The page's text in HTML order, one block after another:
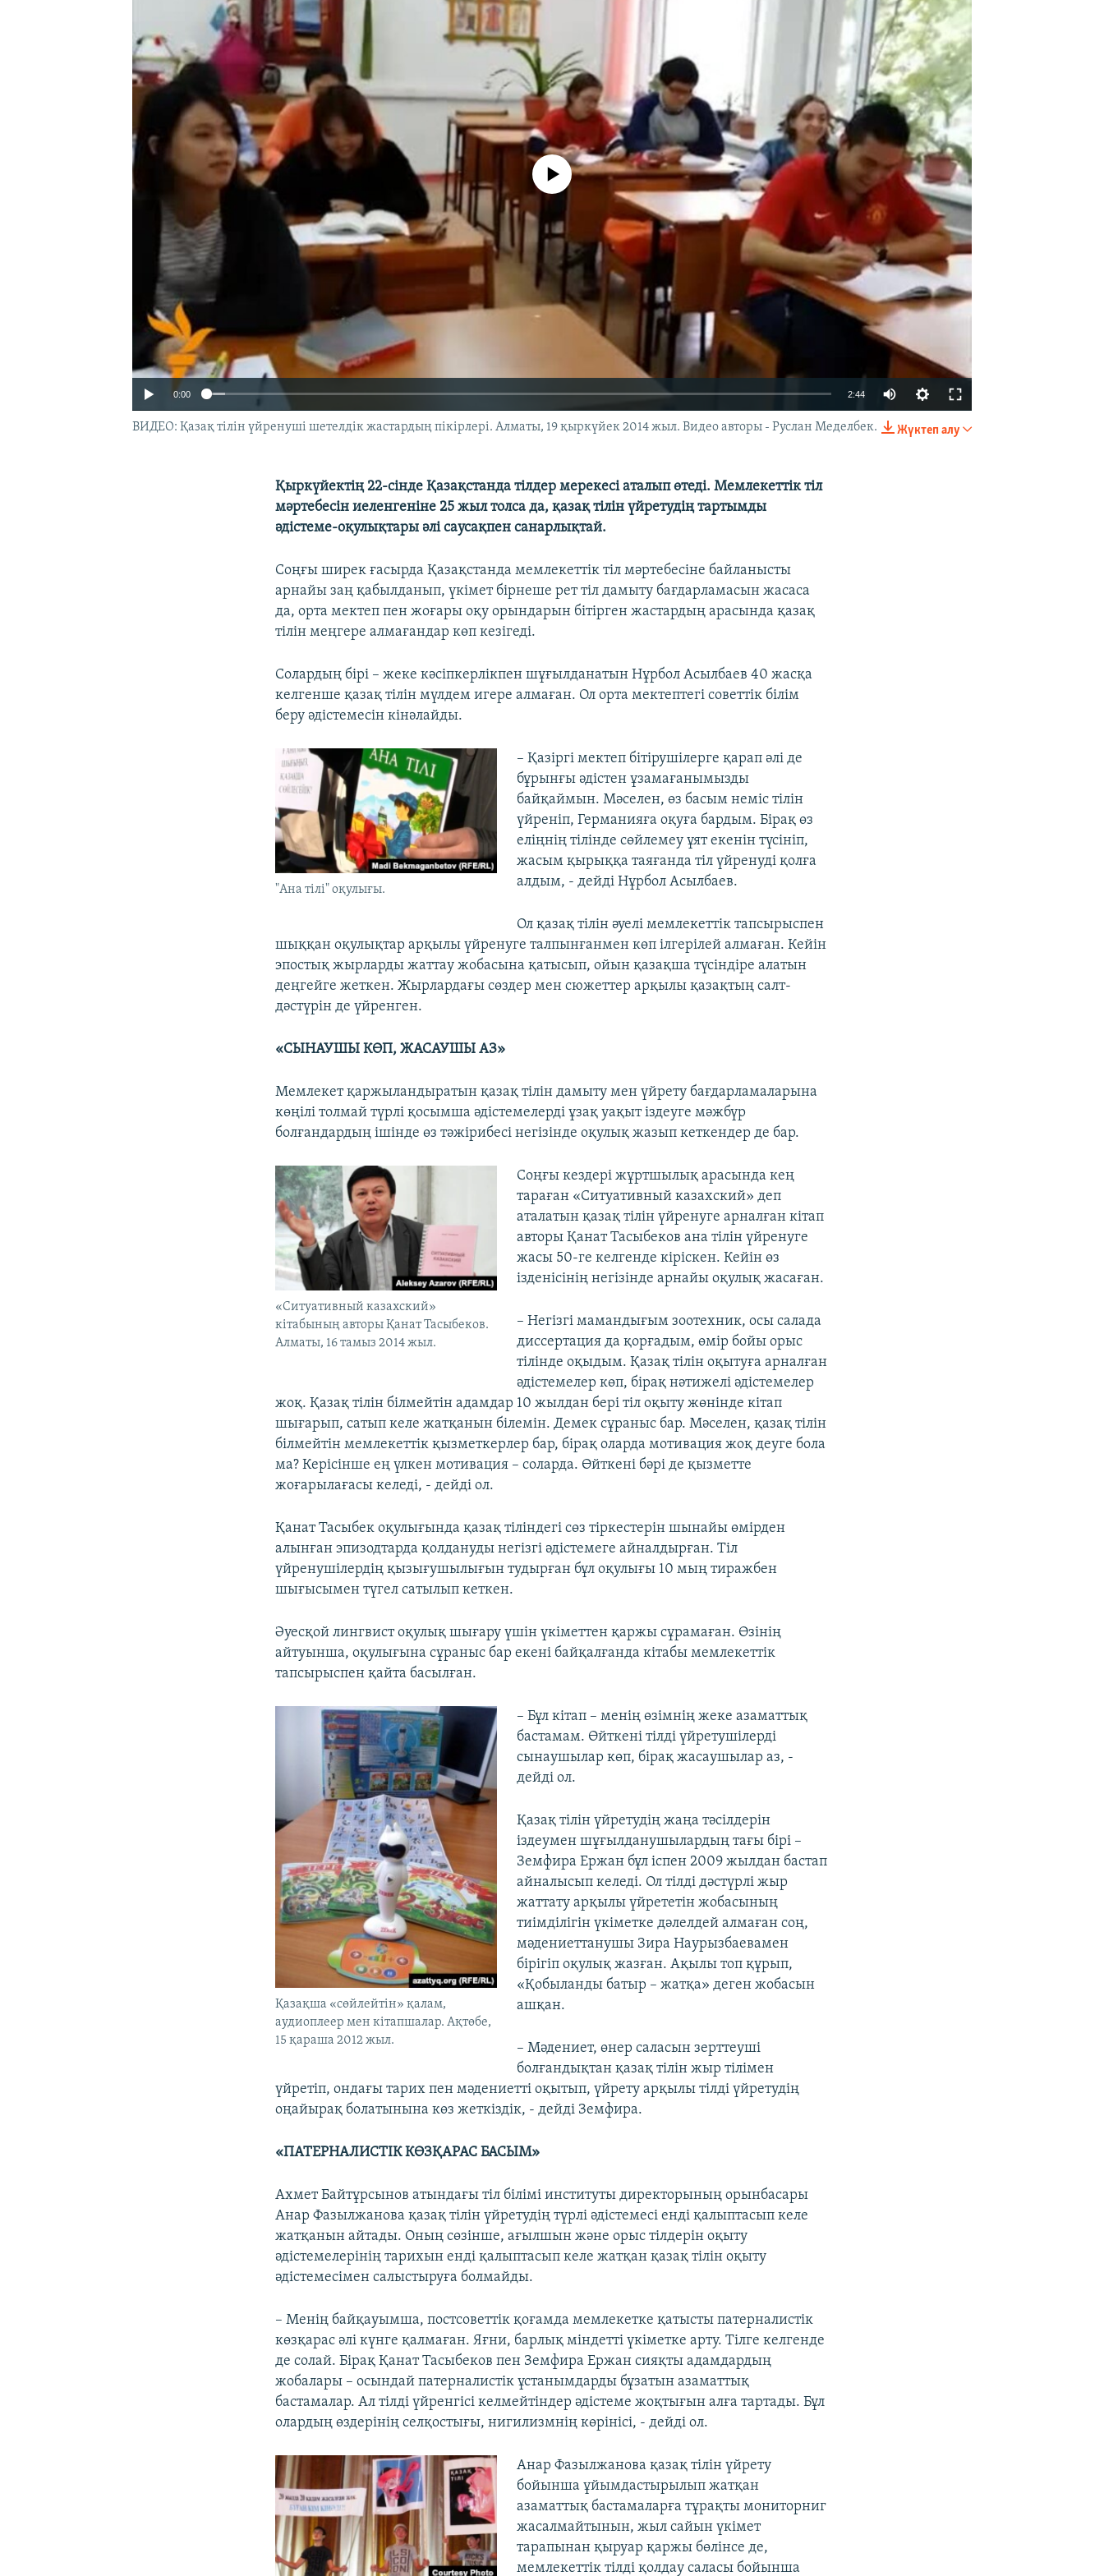
БӨЛІСІҢІЗ
No media source currently available
0:00 2:44
Жүктеп алу
ВИДЕО: Қазақ тілін үйренуші шетелдік жастардың пікірлері. Алматы, 19 қыркүйек 2014 жыл. Видео авторы - Руслан Меделбек.
Қыркүйектің 22-сінде Қазақстанда тілдер мерекесі аталып өтеді. Мемлекеттік тіл
мәртебесін иеленгеніне 25 жыл толса да, қазақ тілін үйретудің тартымды
әдістеме-оқулықтары әлі саусақпен санарлықтай.
Соңғы ширек ғасырда Қазақстанда мемлекеттік тіл мәртебесіне байланысты
арнайы заң қабылданып, үкімет бірнеше рет тіл дамыту бағдарламасын жасаса
да, орта мектеп пен жоғары оқу орындарын бітірген жастардың арасында қазақ
тілін меңгере алмағандар көп кезігеді.
Солардың бірі – жеке кәсіпкерлікпен шұғылданатын Нұрбол Асылбаев 40 жасқа
келгенше қазақ тілін мүлдем игере алмаған. Ол орта мектептегі советтік білім
беру әдістемесін кінәлайды.
"Ана тілі" оқулығы.
– Қазіргі мектеп бітірушілерге қарап әлі де
бұрынғы әдістен ұзамағанымызды
байқаймын. Мәселен, өз басым неміс тілін
үйреніп, Германияға оқуға бардым. Бірақ өз
еліңнің тілінде сөйлемеу ұят екенін түсініп,
жасым қырыққа таяғанда тіл үйренуді қолға
алдым, - дейді Нұрбол Асылбаев.
Ол қазақ тілін әуелі мемлекеттік тапсырыспен
шыққан оқулықтар арқылы үйренуге талпынғанмен көп ілгерілей алмаған. Кейін
эпостық жырларды жаттау жобасына қатысып, ойын қазақша түсіндіре алатын
деңгейге жеткен. Жырлардағы сөздер мен сюжеттер арқылы қазақтың салт-
дәстүрін де үйренген.
«СЫНАУШЫ КӨП, ЖАСАУШЫ АЗ»
Мемлекет қаржыландыратын қазақ тілін дамыту мен үйрету бағдарламаларына
көңілі толмай түрлі қосымша әдістемелерді ұзақ уақыт іздеуге мәжбүр
болғандардың ішінде өз тәжірибесі негізінде оқулық жазып кеткендер де бар.
«Ситуативный казахский»
кітабының авторы Қанат Тасыбеков.
Алматы, 16 тамыз 2014 жыл.
Соңғы кездері жұртшылық арасында кең
тараған «Ситуативный казахский» деп
аталатын қазақ тілін үйренуге арналған кітап
авторы Қанат Тасыбеков ана тілін үйренуге
жасы 50-ге келгенде кіріскен. Кейін өз
ізденісінің негізінде арнайы оқулық жасаған.
– Негізгі мамандығым зоотехник, осы салада
диссертация да қорғадым, өмір бойы орыс
тілінде оқыдым. Қазақ тілін оқытуға арналған
әдістемелер көп, бірақ нәтижелі әдістемелер
жоқ. Қазақ тілін білмейтін адамдар 10 жылдан бері тіл оқыту жөнінде кітап
шығарып, сатып келе жатқанын білемін. Демек сұраныс бар. Мәселен, қазақ тілін
білмейтін мемлекеттік қызметкерлер бар, бірақ оларда мотивация жоқ деуге бола
ма? Керісінше ең үлкен мотивация – соларда. Өйткені бәрі де қызметте
жоғарылағасы келеді, - дейді ол.
Қанат Тасыбек оқулығында қазақ тіліндегі сөз тіркестерін шынайы өмірден
алынған эпизодтарда қолдануды негізгі әдістемеге айналдырған. Тіл
үйренушілердің қызығушылығын тудырған бұл оқулығы 10 мың тиражбен
шығысымен түгел сатылып кеткен.
Әуесқой лингвист оқулық шығару үшін үкіметтен қаржы сұрамаған. Өзінің
айтуынша, оқулығына сұраныс бар екені байқалғанда кітабы мемлекеттік
тапсырыспен қайта басылған.
Қазақша «сөйлейтін» қалам,
аудиоплеер мен кітапшалар. Ақтөбе,
15 қараша 2012 жыл.
– Бұл кітап – менің өзімнің жеке азаматтық
бастамам. Өйткені тілді үйретушілерді
сынаушылар көп, бірақ жасаушылар аз, -
дейді ол.
Қазақ тілін үйретудің жаңа тәсілдерін
іздеумен шұғылданушылардың тағы бірі –
Земфира Ержан бұл іспен 2009 жылдан бастап
айналысып келеді. Ол тілді дәстүрлі жыр
жаттату арқылы үйрететін жобасының
тиімділігін үкіметке дәлелдей алмаған соң,
мәдениеттанушы Зира Наурызбаевамен
бірігіп оқулық жазған. Ақылы топ құрып,
«Қобыланды батыр – жатқа» деген жобасын
ашқан.
– Мәдениет, өнер саласын зерттеуші
болғандықтан қазақ тілін жыр тілімен
үйретіп, ондағы тарих пен мәдениетті оқытып, үйрету арқылы тілді үйретудің
оңайырақ болатынына көз жеткіздік, - дейді Земфира.
«ПАТЕРНАЛИСТІК КӨЗҚАРАС БАСЫМ»
Ахмет Байтұрсынов атындағы тіл білімі институты директорының орынбасары
Анар Фазылжанова қазақ тілін үйретудің түрлі әдістемесі енді қалыптасып келе
жатқанын айтады. Оның сөзінше, ағылшын және орыс тілдерін оқыту
әдістемелерінің тарихын енді қалыптасып келе жатқан қазақ тілін оқыту
әдістемесімен салыстыруға болмайды.
– Менің байқауымша, постсоветтік қоғамда мемлекетке қатысты патерналистік
көзқарас әлі күнге қалмаған. Яғни, барлық міндетті үкіметке арту. Тілге келгенде
де солай. Бірақ Қанат Тасыбеков пен Земфира Ержан сияқты адамдардың
жобалары – осындай патерналистік ұстанымдарды бұзатын азаматтық
бастамалар. Ал тілді үйренгісі келмейтіндер әдістеме жоқтығын алға тартады. Бұл
олардың өздерінің селқостығы, нигилизмнің көрінісі, - дейді ол.
Анар Фазылжанова қазақ тілін үйрету
бойынша ұйымдастырылып жатқан
азаматтық бастамаларға тұрақты мониторниг
жасалмайтынын, жыл сайын үкімет
тарапынан қыруар қаржы бөлінсе де,
мемлекеттік тілді қолдау саласы бойынша